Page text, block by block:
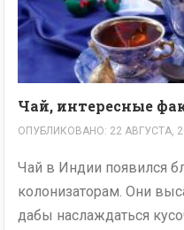
Чай, интересные
ОПУБЛИКОВАНО: 22 АВГУСТА,
Чай в Индии появился
колонизаторам. Они
дабы наслаждаться